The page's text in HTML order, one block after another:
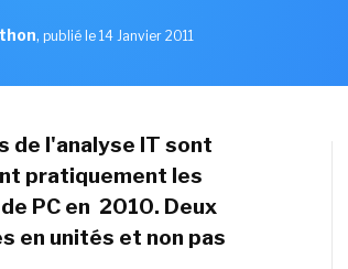
, publié le 14 Janvier 2011
de l'analyse IT sont
pratiquement les
PC en 2010. Deux
en unités et non pas